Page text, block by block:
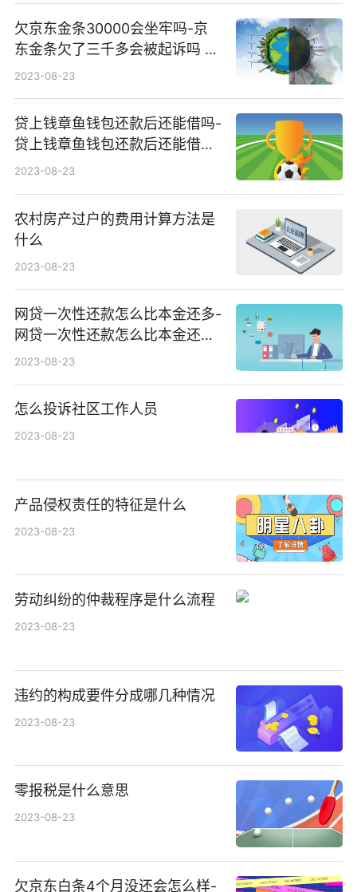
欠京东金条30000会坐牢吗-京
东金条欠了三千多会被起诉吗 逾
期两年
2023-08-23
贷上钱章鱼钱包还款后还能借吗-
贷上钱章鱼钱包还款后还能借吗
安全吗
2023-08-23
农村房产过户的费用计算方法是
什么
2023-08-23
网贷一次性还款怎么比本金还多-
网贷一次性还款怎么比本金还多
少
2023-08-23
怎么投诉社区工作人员
2023-08-23
产品侵权责任的特征是什么
2023-08-23
劳动纠纷的仲裁程序是什么流程
2023-08-23
违约的构成要件分成哪几种情况
2023-08-23
零报税是什么意思
2023-08-23
欠京东白条4个月没还会怎么样-